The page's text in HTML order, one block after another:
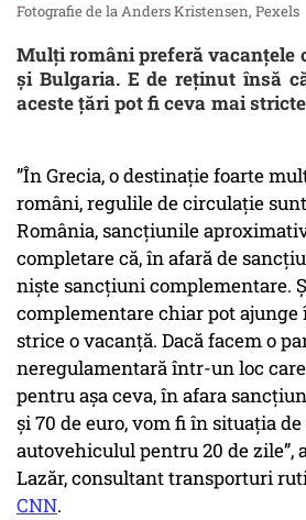
Fotografie de la Anders Kristensen, Pexels
Mulţi români preferă vacanţele
şi Bulgaria. E de reţinut însă
aceste ţări pot fi ceva mai
”În Grecia, o destinație foarte
români, regulile de circulație
România, sancțiunile
completare că, în afară de
niște sancțiuni complementare.
complementare chiar pot ajunge
strice o vacanță. Dacă facem o
neregulamentară într-un loc
pentru așa ceva, în afara
și 70 de euro, vom fi în situația
autovehiculul pentru 20 de zile”,
Lazăr, consultant transporturi
CNN.